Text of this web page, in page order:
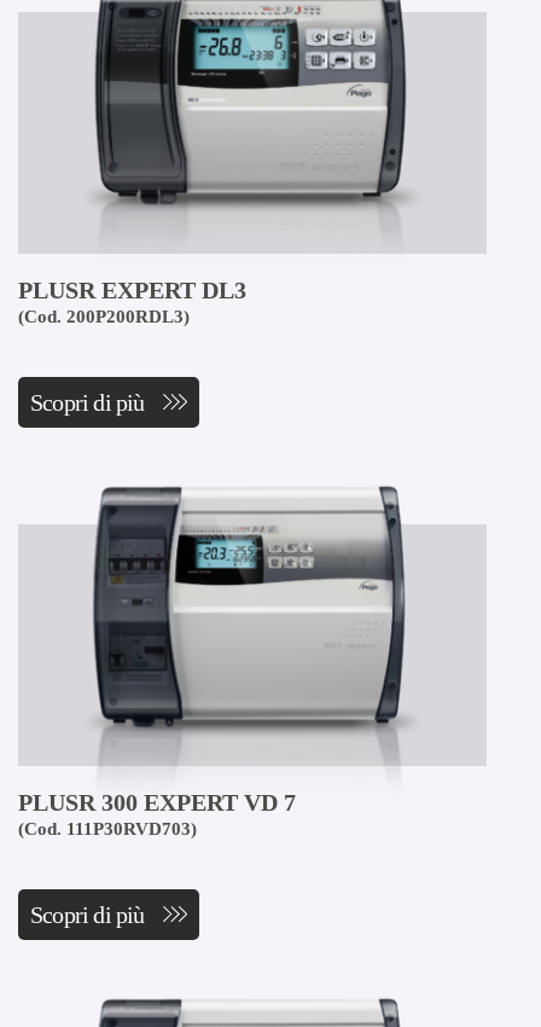
PLUSR EXPERT DL3
(Cod. 200P200RDL3)
Scopri di più
PLUSR 300 EXPERT VD 7
(Cod. 111P30RVD703)
Scopri di più